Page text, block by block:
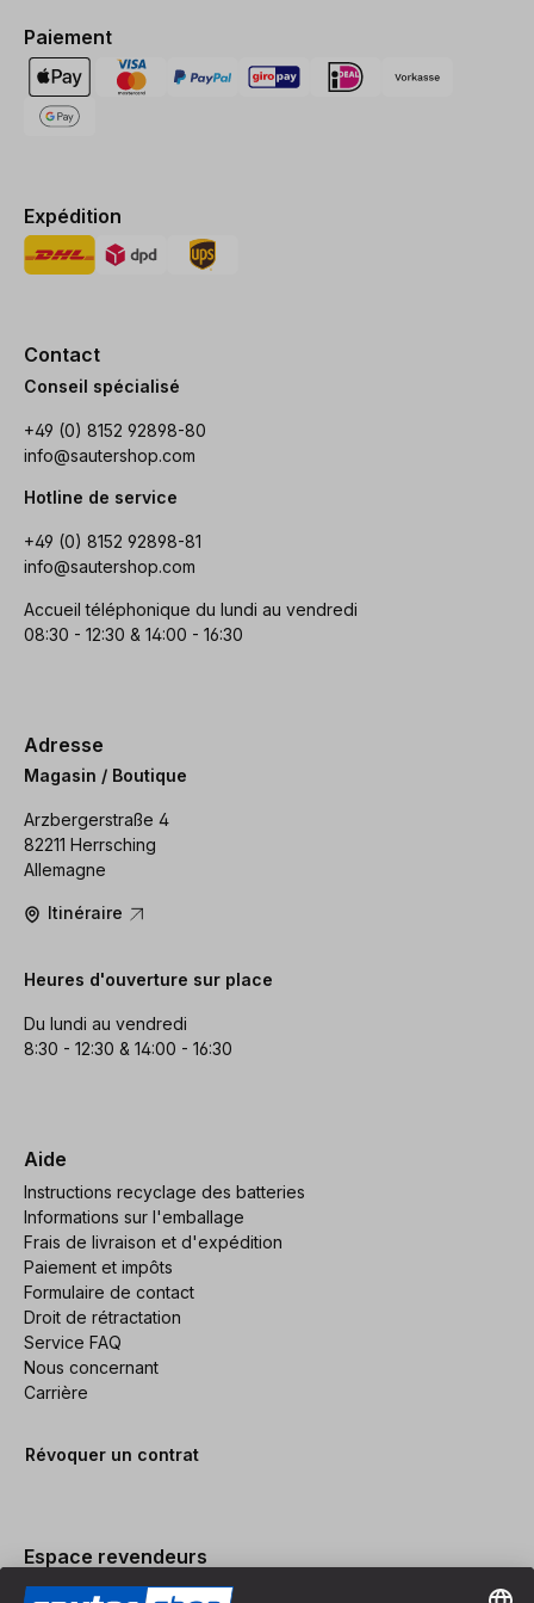
Paiement
Expédition
Contact
Conseil spécialisé
+49 (0) 8152 92898-80
info@sautershop.com
Hotline de service
+49 (0) 8152 92898-81
info@sautershop.com
Accueil téléphonique du lundi au vendredi
08:30 - 12:30 & 14:00 - 16:30
Adresse
Magasin / Boutique
Arzbergerstraße 4
82211 Herrsching
Allemagne
Itinéraire
Heures d'ouverture sur place
Du lundi au vendredi
8:30 - 12:30 & 14:00 - 16:30
Aide
Instructions recyclage des batteries
Informations sur l'emballage
Frais de livraison et d'expédition
Paiement et impôts
Formulaire de contact
Droit de rétractation
Service FAQ
Nous concernant
Carrière
Révoquer un contrat
Espace revendeurs
Devenir revendeur